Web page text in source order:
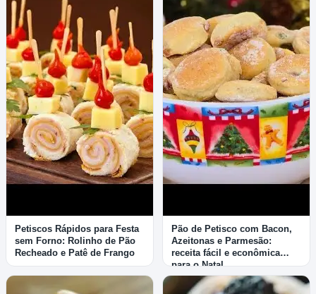
Petiscos Rápidos para Festa
sem Forno: Rolinho de Pão
Recheado e Patê de Frango
Pão de Petisco com Bacon,
Azeitonas e Parmesão:
receita fácil e econômica
para o Natal